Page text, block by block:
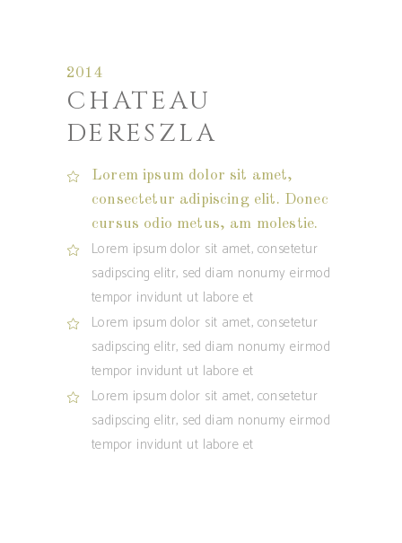
2014
CHATEAU
DERESZLA
Lorem ipsum dolor sit amet,
consectetur adipiscing elit. Donec
cursus odio metus, am molestie.
Lorem ipsum dolor sit amet, consetetur
sadipscing elitr, sed diam nonumy eirmod
tempor invidunt ut labore et
Lorem ipsum dolor sit amet, consetetur
sadipscing elitr, sed diam nonumy eirmod
tempor invidunt ut labore et
Lorem ipsum dolor sit amet, consetetur
sadipscing elitr, sed diam nonumy eirmod
tempor invidunt ut labore et